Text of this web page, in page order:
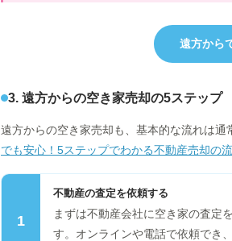
遠方から
3. 遠方からの空き家売却の5ステップ
遠方からの空き家売却も、基本的な流れは
でも安心！5ステップでわかる不動産売却の
1
不動産の査定を依頼する
まずは不動産会社に空き家の査定
す。オンラインや電話で依頼でき